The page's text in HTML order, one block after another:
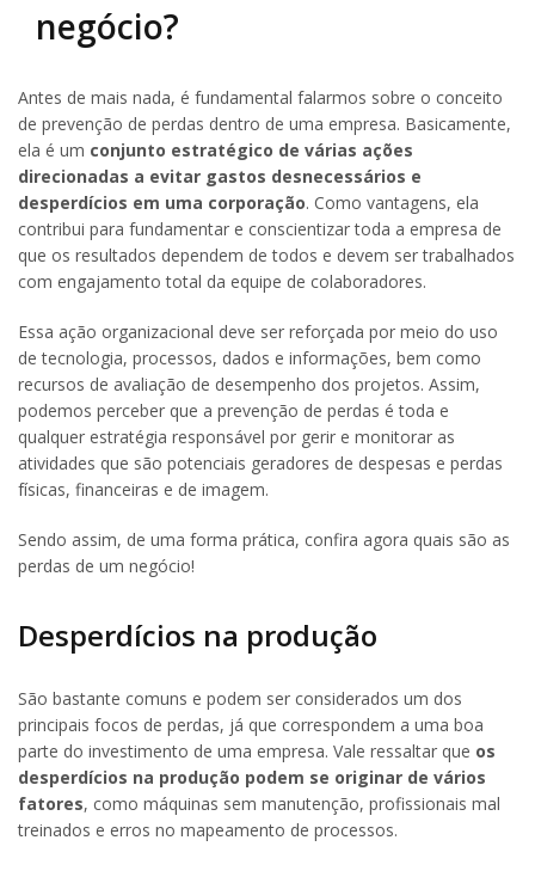
negócio?
Antes de mais nada, é fundamental falarmos sobre o conceito
de prevenção de perdas dentro de uma empresa. Basicamente,
ela é um conjunto estratégico de várias ações
direcionadas a evitar gastos desnecessários e
desperdícios em uma corporação. Como vantagens, ela
contribui para fundamentar e conscientizar toda a empresa de
que os resultados dependem de todos e devem ser trabalhados
com engajamento total da equipe de colaboradores.
Essa ação organizacional deve ser reforçada por meio do uso
de tecnologia, processos, dados e informações, bem como
recursos de avaliação de desempenho dos projetos. Assim,
podemos perceber que a prevenção de perdas é toda e
qualquer estratégia responsável por gerir e monitorar as
atividades que são potenciais geradores de despesas e perdas
físicas, financeiras e de imagem.
Sendo assim, de uma forma prática, confira agora quais são as
perdas de um negócio!
Desperdícios na produção
São bastante comuns e podem ser considerados um dos
principais focos de perdas, já que correspondem a uma boa
parte do investimento de uma empresa. Vale ressaltar que os
desperdícios na produção podem se originar de vários
fatores, como máquinas sem manutenção, profissionais mal
treinados e erros no mapeamento de processos.